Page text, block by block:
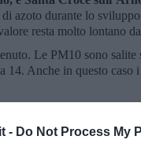
- Do Not Process My
azoto durante lo
resta molto lontano
Le PM10 sono
14. Anche in questo caso
a questi innalzamenti, ma
L’Agenzia segnala
satellitare dell’8